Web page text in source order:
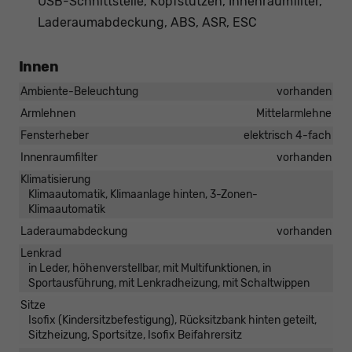
Laderaumabdeckung, ABS, ASR, ESC
Innen
Ambiente-Beleuchtung
vorhanden
Armlehnen
Mittelarmlehne
Fensterheber
elektrisch 4-fach
Innenraumfilter
vorhanden
Klimatisierung
Klimaautomatik, Klimaanlage hinten, 3-Zonen-
Klimaautomatik
Laderaumabdeckung
vorhanden
Lenkrad
in Leder, höhenverstellbar, mit Multifunktionen, in
Sportausführung, mit Lenkradheizung, mit Schaltwippen
Sitze
Isofix (Kindersitzbefestigung), Rücksitzbank hinten geteilt,
Sitzheizung, Sportsitze, Isofix Beifahrersitz